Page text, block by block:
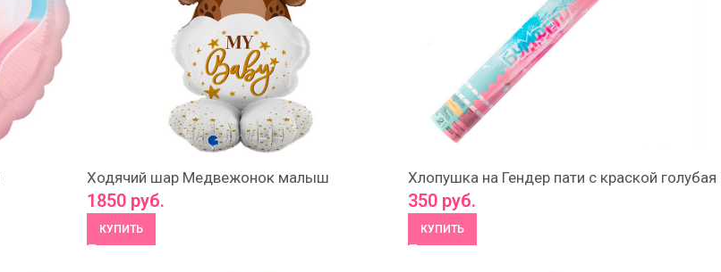
Ходячий шар Медвежонок малыш
1850руб.
КУПИТЬ
Хлопушка на Гендер пати с краской голубая
350 руб.
КУПИТЬ